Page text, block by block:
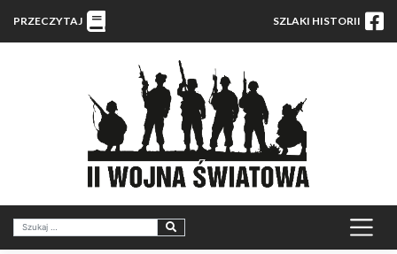
PRZECZYTAJ SZLAKI HISTORII